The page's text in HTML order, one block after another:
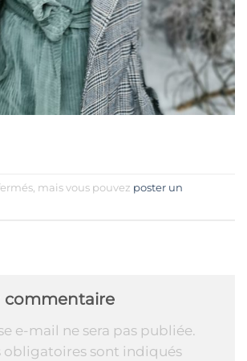
mais vous pouvez poster un
commentaire
e-mail ne sera pas publiée.
obligatoires sont indiqués